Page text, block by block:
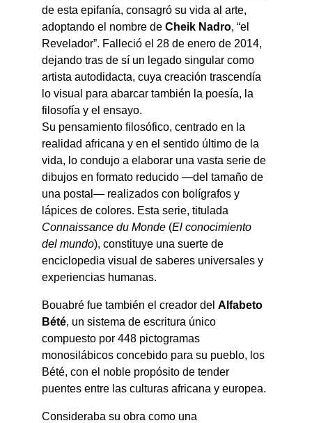
de esta epifanía, consagró su vida al arte,
adoptando el nombre de Cheik Nadro, “el
Revelador”. Falleció el 28 de enero de 2014,
dejando tras de sí un legado singular como
artista autodidacta, cuya creación trascendía
lo visual para abarcar también la poesía, la
filosofía y el ensayo.
Su pensamiento filosófico, centrado en la
realidad africana y en el sentido último de la
vida, lo condujo a elaborar una vasta serie de
dibujos en formato reducido —del tamaño de
una postal— realizados con bolígrafos y
lápices de colores. Esta serie, titulada
Connaissance du Monde (El conocimiento
del mundo), constituye una suerte de
enciclopedia visual de saberes universales y
experiencias humanas.
Bouabré fue también el creador del Alfabeto
Bété, un sistema de escritura único
compuesto por 448 pictogramas
monosilábicos concebido para su pueblo, los
Bété, con el noble propósito de tender
puentes entre las culturas africana y europea.
Consideraba su obra como una